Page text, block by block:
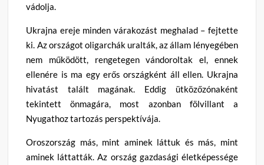
vádolja.
Ukrajna ereje minden várakozást meghalad – fejtette
ki. Az országot oligarchák uralták, az állam lényegében
nem működött, rengetegen vándoroltak el, ennek
ellenére is ma egy erős országként áll ellen. Ukrajna
hivatást talált magának. Eddig ütközőzónaként
tekintett önmagára, most azonban fölvillant a
Nyugathoz tartozás perspektívája.
Oroszország más, mint aminek láttuk és más, mint
aminek láttatták. Az ország gazdasági életképessége